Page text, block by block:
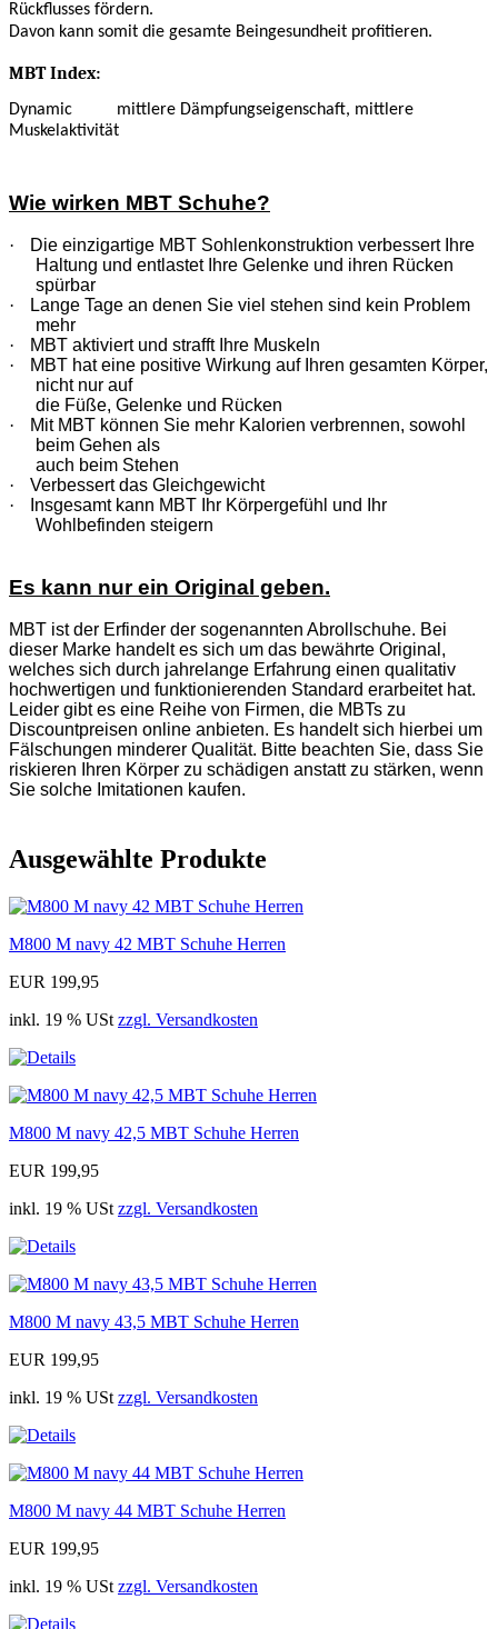
Rückflusses fördern.
Davon kann somit die gesamte Beingesundheit profitieren.
MBT Index:
Dynamic mittlere Dämpfungseigenschaft, mittlere
Muskelaktivität
Wie wirken MBT Schuhe?
·
Die einzigartige MBT Sohlenkonstruktion verbessert Ihre
Haltung und entlastet Ihre Gelenke und ihren Rücken
spürbar
·
Lange Tage an denen Sie viel stehen sind kein Problem
mehr
·
MBT aktiviert und strafft Ihre Muskeln
·
MBT hat eine positive Wirkung auf Ihren gesamten Körper,
nicht nur auf
die Füße, Gelenke und Rücken
·
Mit MBT können Sie mehr Kalorien verbrennen, sowohl
beim Gehen als
auch beim Stehen
·
Verbessert das Gleichgewicht
·
Insgesamt kann MBT Ihr Körpergefühl und Ihr
Wohlbefinden steigern
Es kann nur ein Original geben.
MBT ist der Erfinder der sogenannten Abrollschuhe. Bei
dieser Marke handelt es sich um das bewährte Original,
welches sich durch jahrelange Erfahrung einen qualitativ
hochwertigen und funktionierenden Standard erarbeitet hat.
Leider gibt es eine Reihe von Firmen, die MBTs zu
Discountpreisen online anbieten. Es handelt sich hierbei um
Fälschungen minderer Qualität. Bitte beachten Sie, dass Sie
riskieren Ihren Körper zu schädigen anstatt zu stärken, wenn
Sie solche Imitationen kaufen.
Ausgewählte Produkte
M800 M navy 42 MBT Schuhe Herren
EUR 199,95
inkl. 19 % USt zzgl. Versandkosten
M800 M navy 42,5 MBT Schuhe Herren
EUR 199,95
inkl. 19 % USt zzgl. Versandkosten
M800 M navy 43,5 MBT Schuhe Herren
EUR 199,95
inkl. 19 % USt zzgl. Versandkosten
M800 M navy 44 MBT Schuhe Herren
EUR 199,95
inkl. 19 % USt zzgl. Versandkosten